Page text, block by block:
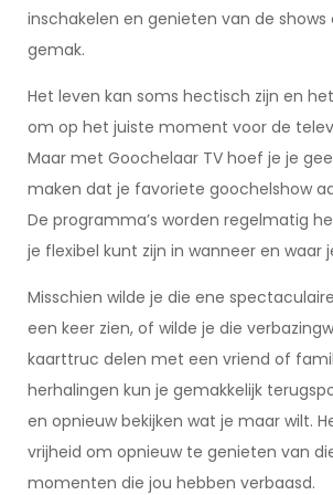
inschakelen en genieten van de shows
gemak.
Het leven kan soms hectisch zijn en
om op het juiste moment voor de
Maar met Goochelaar TV hoef je je
maken dat je favoriete goochelshow
De programma’s worden regelmatig
je flexibel kunt zijn in wanneer en waar
Misschien wilde je die ene
een keer zien, of wilde je die
kaarttruc delen met een vriend of
herhalingen kun je gemakkelijk
en opnieuw bekijken wat je maar wilt.
vrijheid om opnieuw te genieten van
momenten die jou hebben verbaasd.